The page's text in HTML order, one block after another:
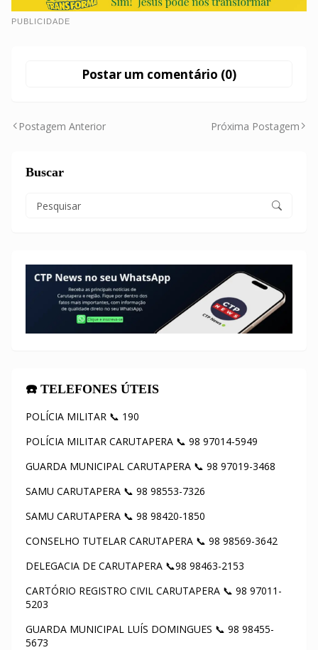
PUBLICIDADE
Postar um comentário (0)
Postagem Anterior Próxima Postagem
Buscar
☎️ TELEFONES ÚTEIS
POLÍCIA MILITAR 📞 190
POLÍCIA MILITAR CARUTAPERA 📞 98 97014-5949
GUARDA MUNICIPAL CARUTAPERA 📞 98 97019-3468
SAMU CARUTAPERA 📞 98 98553-7326
SAMU CARUTAPERA 📞 98 98420-1850
CONSELHO TUTELAR CARUTAPERA 📞 98 98569-3642
DELEGACIA DE CARUTAPERA 📞98 98463-2153
CARTÓRIO REGISTRO CIVIL CARUTAPERA 📞 98 97011-
5203
GUARDA MUNICIPAL LUÍS DOMINGUES 📞 98 98455-
5673